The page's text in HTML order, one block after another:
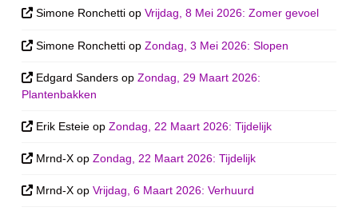
Simone Ronchetti opVrijdag, 8 Mei 2026: Zomer gevoel
Simone Ronchetti opZondag, 3 Mei 2026: Slopen
Edgard Sanders opZondag, 29 Maart 2026:
Plantenbakken
Erik Esteie opZondag, 22 Maart 2026: Tijdelijk
Mrnd-X opZondag, 22 Maart 2026: Tijdelijk
Mrnd-X opVrijdag, 6 Maart 2026: Verhuurd